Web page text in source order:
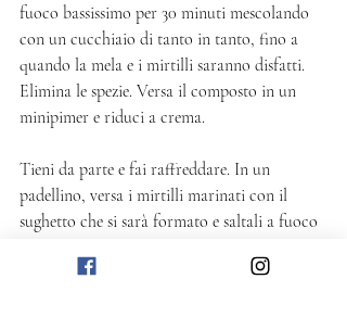
fuoco bassissimo per 30 minuti mescolando
con un cucchiaio di tanto in tanto, fino a
quando la mela e i mirtilli saranno disfatti.
Elimina le spezie. Versa il composto in un
minipimer e riduci a crema.
Tieni da parte e fai raffreddare. In un
padellino, versa i mirtilli marinati con il
sughetto che si sarà formato e saltali a fuoco
mantenerli intatti.